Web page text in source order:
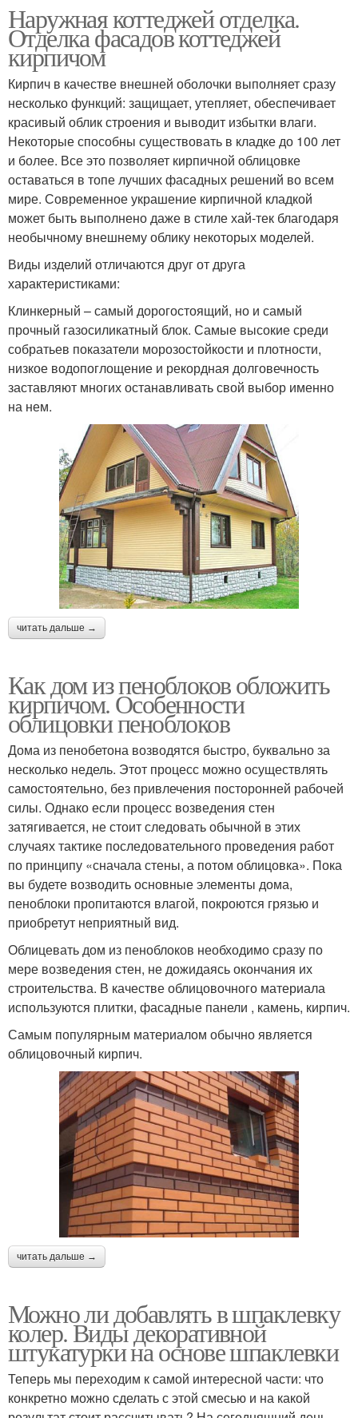
Наружная коттеджей отделка.
Отделка фасадов коттеджей
кирпичом
Кирпич в качестве внешней оболочки выполняет сразу
несколько функций: защищает, утепляет, обеспечивает
красивый облик строения и выводит избытки влаги.
Некоторые способны существовать в кладке до 100 лет
и более. Все это позволяет кирпичной облицовке
оставаться в топе лучших фасадных решений во всем
мире. Современное украшение кирпичной кладкой
может быть выполнено даже в стиле хай-тек благодаря
необычному внешнему облику некоторых моделей.
Виды изделий отличаются друг от друга
характеристиками:
Клинкерный – самый дорогостоящий, но и самый
прочный газосиликатный блок. Самые высокие среди
собратьев показатели морозостойкости и плотности,
низкое водопоглощение и рекордная долговечность
заставляют многих останавливать свой выбор именно
на нем.
читать дальше →
Как дом из пеноблоков обложить
кирпичом. Особенности
облицовки пеноблоков
Дома из пенобетона возводятся быстро, буквально за
несколько недель. Этот процесс можно осуществлять
самостоятельно, без привлечения посторонней рабочей
силы. Однако если процесс возведения стен
затягивается, не стоит следовать обычной в этих
случаях тактике последовательного проведения работ
по принципу «сначала стены, а потом облицовка». Пока
вы будете возводить основные элементы дома,
пеноблоки пропитаются влагой, покроются грязью и
приобретут неприятный вид.
Облицевать дом из пеноблоков необходимо сразу по
мере возведения стен, не дожидаясь окончания их
строительства. В качестве облицовочного материала
используются плитки, фасадные панели , камень, кирпич.
Самым популярным материалом обычно является
облицовочный кирпич.
читать дальше →
Можно ли добавлять в шпаклевку
колер. Виды декоративной
штукатурки на основе шпаклевки
Теперь мы переходим к самой интересной части: что
конкретно можно сделать с этой смесью и на какой